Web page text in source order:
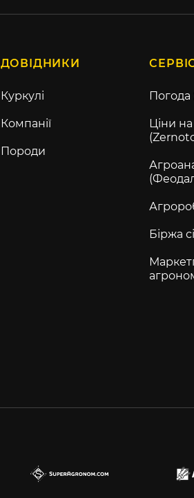
ДОВІДНИКИ
Куркулі
Компанії
Породи
Погода
Ціни
Біржа